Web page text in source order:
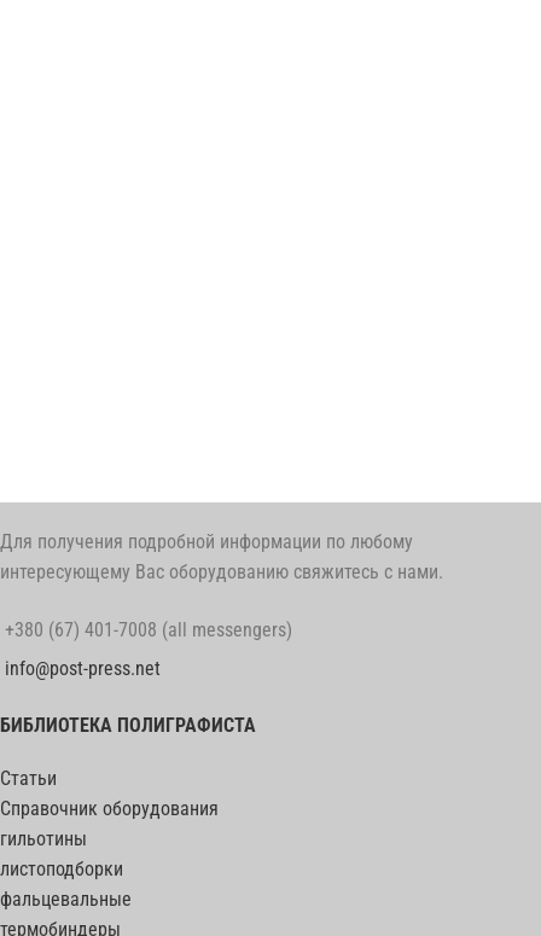
Для получения подробной информации по любому
интересующему Вас оборудованию свяжитесь с нами.
+380 (67) 401-7008 (all messengers)
info@post-press.net
БИБЛИОТЕКА ПОЛИГРАФИСТА
Статьи
Справочник оборудования
гильотины
листоподборки
фальцевальные
термобиндеры